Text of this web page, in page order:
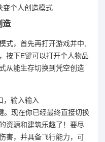
变个人创造模式
造
式，首先再打开游戏并中,
按下E键可以打开个人物品
从能生存切换到凭空创造
，输入输入
。现在你已经最终直接切换
资源和建筑乐趣了！要尽
害，并具备飞行能力，可